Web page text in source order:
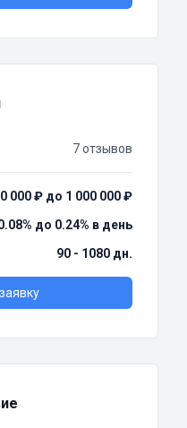
7 отзывов
000 ₽ до 1 000 000 ₽
до 0.24% в день
90 - 1080 дн.